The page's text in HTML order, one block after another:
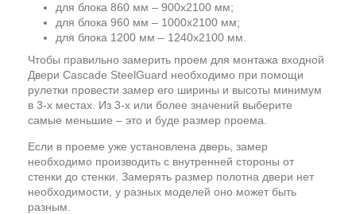
для блока 860 мм – 900х2100 мм;
для блока 960 мм – 1000х2100 мм;
для блока 1200 мм – 1240х2100 мм.
Чтобы правильно замерить проем для монтажа входной
Двери Cascade SteelGuard необходимо при помощи
рулетки провести замер его ширины и высоты минимум
в 3-х местах. Из 3-х или более значений выберите
самые меньшие – это и буде размер проема.
Если в проеме уже установлена дверь, замер
необходимо производить с внутренней стороны от
стенки до стенки. Замерять размер полотна двери нет
необходимости, у разных моделей оно может быть
разным.